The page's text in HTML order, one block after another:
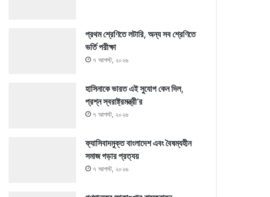
প্রথম শ্রেণিতে লটারি, অন্য সব শ্রেণিতে
ভর্তি পরীক্ষা
৭ আগস্ট, ২০২৬
হাসিনাকে ভারত এই সুযোগ কেন দিল,
প্রশ্ন স্বরাষ্ট্রমন্ত্রী’র
৭ আগস্ট, ২০২৬
ফ্যাসিবাদমুক্ত বাংলাদেশ এবং বৈষম্যহীন
সমাজ গড়ার প্রত্যয়
৭ আগস্ট, ২০২৬